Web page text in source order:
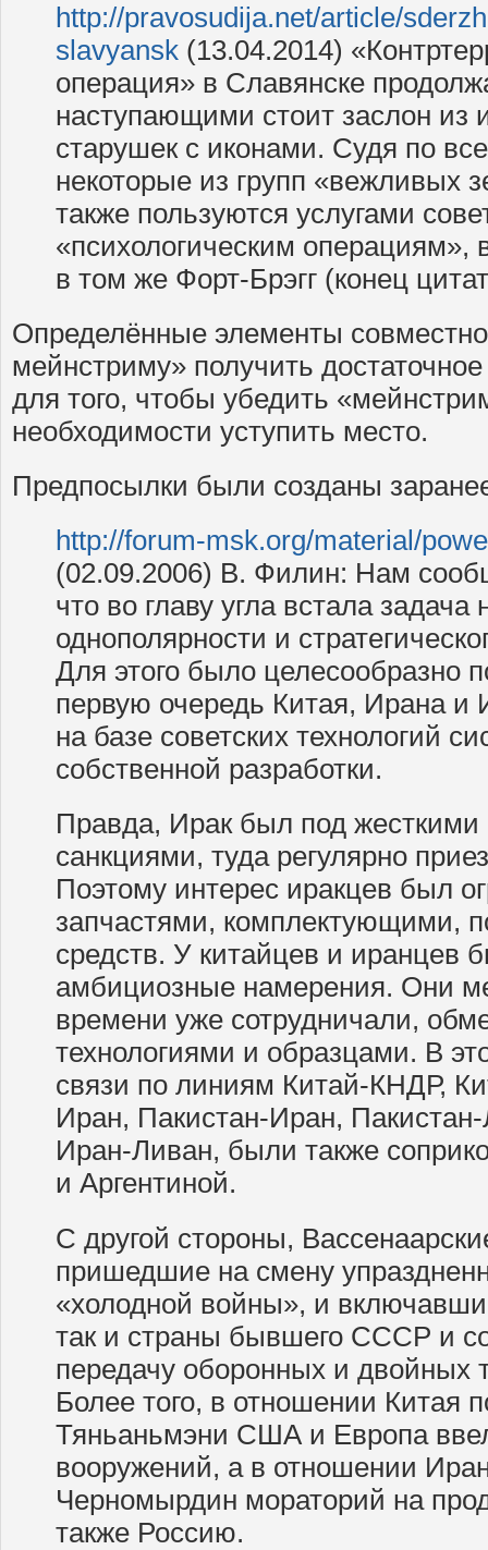
http://pravosudija.net/article/
slavyansk (13.04.2014)
операция» в Славянске
наступающими стоит заслон из
старушек с иконами. Судя по
некоторые из групп «вежливых
также пользуются услугами
«психологическим
в том же Форт-Брэгг (конец
Определённые элементы
мейнстриму» получить
для того, чтобы убедить
необходимости уступить место.
Предпосылки были созданы
http://forum-msk.org/material/
(02.09.2006) В. Филин: Нам
что во главу угла встала
однополярности и
Для этого было целесообразно
первую очередь Китая, Ирана и
на базе советских технологий
собственной разработки.
Правда, Ирак был под
санкциями, туда регулярно
Поэтому интерес иракцев был
запчастями, комплектующими,
средств. У китайцев и иранцев
амбициозные намерения. Они
времени уже сотрудничали,
технологиями и образцами. В
связи по линиям Китай-КНДР,
Иран, Пакистан-Иран,
Иран-Ливан, были также
и Аргентиной.
С другой стороны,
пришедшие на смену
«холодной войны», и
так и страны бывшего СССР и
передачу оборонных и двойных
Более того, в отношении Китая
Тяньаньмэни США и Европа
вооружений, а в отношении
Черномырдин мораторий на
также Россию.